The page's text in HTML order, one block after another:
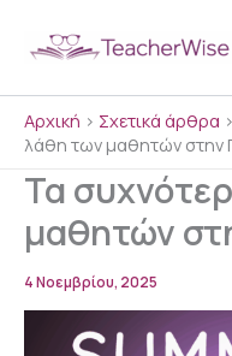
Αρχική > Σχετικά άρθρα >
λάθη των μαθητών στην
Τα
μαθητών
4 Νοεμβρίου, 2025